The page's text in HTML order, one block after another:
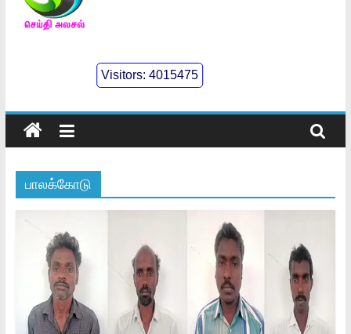
செய்திஅலசல்
Seidhialasal
Tamil
Online
NewsPaper
Visitors:4015475
பாலக்கோடு